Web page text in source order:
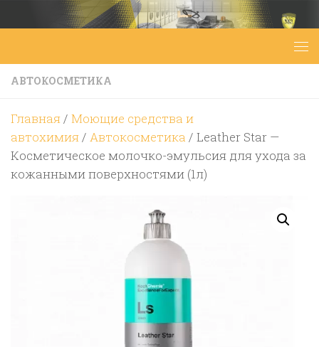
Перейти к содержимому
АВТОКОСМЕТИКА
Главная/ Моющие средства и
автохимия/ Автокосметика / Leather Star —
Косметическое молочко-эмульсия для ухода за
кожанными поверхностями (1л)